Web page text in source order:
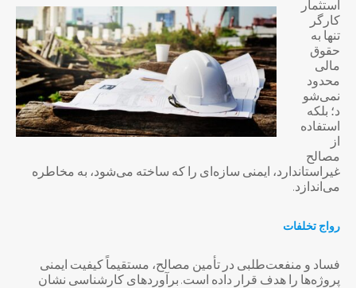
استثمار
کارگر
تنها به
حقوق
مالی
محدود
نمی‌شو
د؛ بلکه
استفاده
از
مصالح
غیراستاندارد، ایمنی سازه‌ای را که ساخته می‌شود، به مخاطره
می‌اندازد.
رواج تخلفات
فساد و منفعت‌طلبی در تأمین مصالح، مستقیماً کیفیت ایمنی
پروژه‌ها را هدف قرار داده است. برآوردهای کارشناسی نشان